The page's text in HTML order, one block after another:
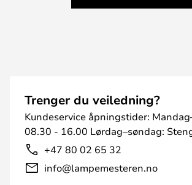
Trenger du veiledning?
Kundeservice åpningstider:
08.30 - 16.00 Lørdag–søndag:
+47 80 02 65 32
info@lampemesteren.no